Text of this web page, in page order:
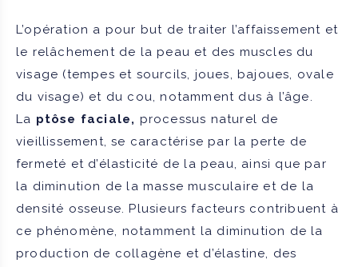
L’opération a pour but de traiter l’affaissement et
le relâchement de la peau et des muscles du
visage (tempes et sourcils, joues, bajoues, ovale
du visage) et du cou, notamment dus à l’âge.
La ptôse faciale, processus naturel de
vieillissement, se caractérise par la perte de
fermeté et d’élasticité de la peau, ainsi que par
la diminution de la masse musculaire et de la
densité osseuse. Plusieurs facteurs contribuent à
ce phénomène, notamment la diminution de la
production de collagène et d’élastine, des